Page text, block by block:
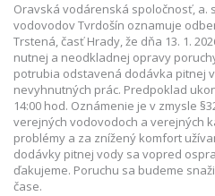
Oravská vodárenská spoločnosť, a.
vodovodov Tvrdošín oznamuje
Trstená, časť Hrady, že dňa 13. 1.
nutnej a neodkladnej opravy
potrubia odstavená dodávka pitnej
nevyhnutných prác. Predpoklad
14:00 hod. Oznámenie je v zmysle
verejných vodovodoch a verejných
problémy a za znížený komfort
dodávky pitnej vody sa vopred
ďakujeme. Poruchu sa budeme
čase.